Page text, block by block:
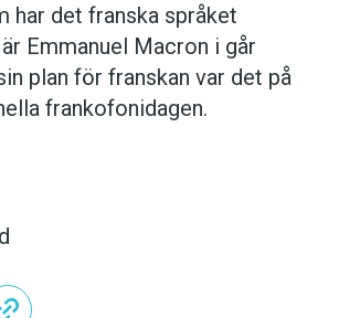
har det franska språket
Emmanuel Macron i går
plan för franskan var det på
frankofonidagen.